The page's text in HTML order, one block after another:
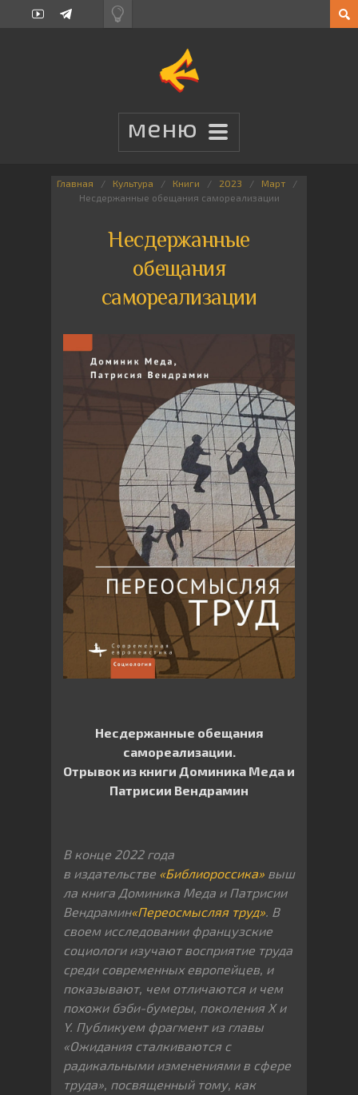
Главная Культура Книги 2023
Март
Несдержанные обещания самореализации
Несдержанные
обещания
самореализации
Несдержанные обещания
самореализации.
Отрывок из книги Доминика Меда и
Патрисии Вендрамин
В конце 2022 года
в издательстве «Библиороссика» выш
ла книга Доминика Меда и Патрисии
Вендрамин«Переосмысляя труд». В
своем исследовании французские
социологи изучают восприятие труда
среди современных европейцев, и
показывают, чем отличаются и чем
похожи бэби-бумеры, поколения Xи
Y. Публикуем фрагмент из главы
«Ожидания сталкиваются с
радикальными изменениями в сфере
труда», посвященный тому, как